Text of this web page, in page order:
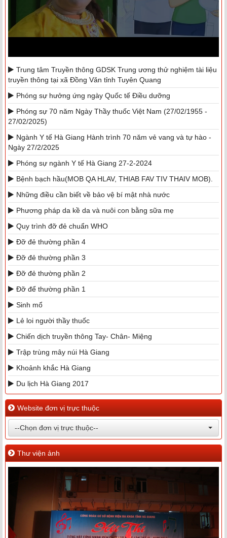
Trung tâm Truyền thông GDSK Trung ương thử nghiệm tài liệu
truyền thông tại xã Đồng Văn tỉnh Tuyên Quang
Phóng sự hưởng ứng ngày Quốc tế Điều dưỡng
Phóng sự 70 năm Ngày Thầy thuốc Việt Nam (27/02/1955 -
27/02/2025)
Ngành Y tế Hà Giang Hành trình 70 năm vẻ vang và tự hào -
Ngày 27/2/2025
Phóng sự ngành Y tế Hà Giang 27-2-2024
Bệnh bạch hầu(MOB QA HLAV, THIAB FAV TIV THAIV MOB).
Những điều cần biết về bảo vệ bí mật nhà nước
Phương pháp da kề da và nuôi con bằng sữa mẹ
Quy trình đỡ đẻ chuẩn WHO
Đỡ đẻ thường phần 4
Đỡ đẻ thường phần 3
Đỡ đẻ thường phần 2
Đỡ để thường phần 1
Sinh mổ
Lẻ loi người thầy thuốc
Chiến dịch truyền thông Tay- Chân- Miệng
Trập trùng mây núi Hà Giang
Khoảnh khắc Hà Giang
Du lịch Hà Giang 2017
Website đơn vị trực thuộc
--Chọn đơn vị trực thuộc--
Thư viện ảnh